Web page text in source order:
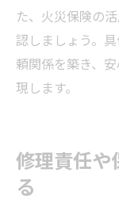
た、火災保険の
認しましょう。
頼関係を築き、
現します。
修理責任や
る